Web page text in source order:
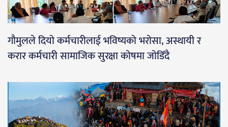
गौमुलले दियो कर्मचारीलाई भविष्यको भरोसा, अस्थायी र
करार कर्मचारी सामाजिक सुरक्षा कोषमा जोडिँदै